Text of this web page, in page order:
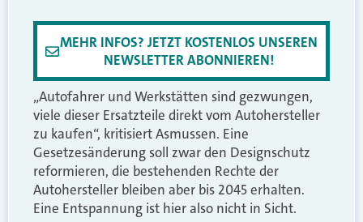
MEHR INFOS? JETZT KOSTENLOS UNSEREN
NEWSLETTER ABONNIEREN!
„Autofahrer und Werkstätten sind gezwungen,
viele dieser Ersatzteile direkt vom Autohersteller
zu kaufen“, kritisiert Asmussen. Eine
Gesetzesänderung soll zwar den Designschutz
reformieren, die bestehenden Rechte der
Autohersteller bleiben aber bis 2045 erhalten.
Eine Entspannung ist hier also nicht in Sicht.